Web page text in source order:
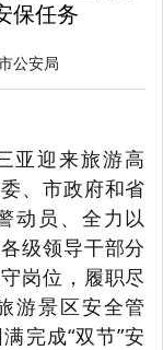
保任务
公安局
亚迎来旅游高
、市政府和省
动员、全力以
级领导干部分
岗位，履职尽
游景区安全管
完成“双节”安